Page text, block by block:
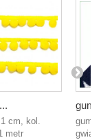
cm, kol.
metr
guma